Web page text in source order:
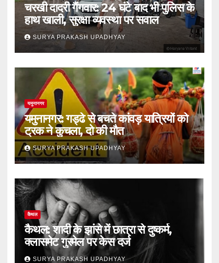
चरखी दादरी गैंगवार: 24 घंटे बाद भी पुलिस के
हाथ खाली, सुरक्षा व्यवस्था पर सवाल
SURYA PRAKASH UPADHYAY
यमुनानगर
यमुनानगर: गड्ढे से बचते कांवड़ यात्रियों को
ट्रक ने कुचला, दो की मौत
SURYA PRAKASH UPADHYAY
कैथल
कैथल: शादी के झांसे में छात्रा से दुष्कर्म,
क्लासमेट गुरमेल पर केस दर्ज
SURYA PRAKASH UPADHYAY